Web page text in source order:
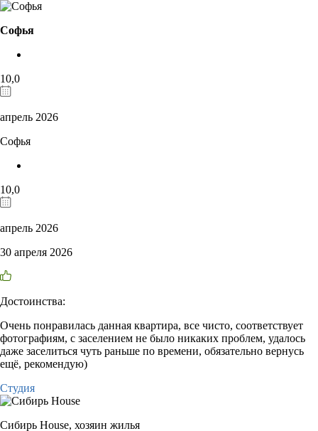
Софья
10,0
апрель 2026
Софья
10,0
апрель 2026
30 апреля 2026
Достоинства:
Очень понравилась данная квартира, все чисто, соответствует
фотографиям, с заселением не было никаких проблем, удалось
даже заселиться чуть раньше по времени, обязательно вернусь
ещё, рекомендую)
Студия
Сибирь House, хозяин жилья